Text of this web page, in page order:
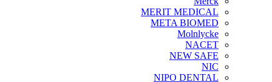
MERIT MEDICAL
META BIOMED
Molnlycke
NACET
NEW SAFE
NIC
NIPO DENTAL